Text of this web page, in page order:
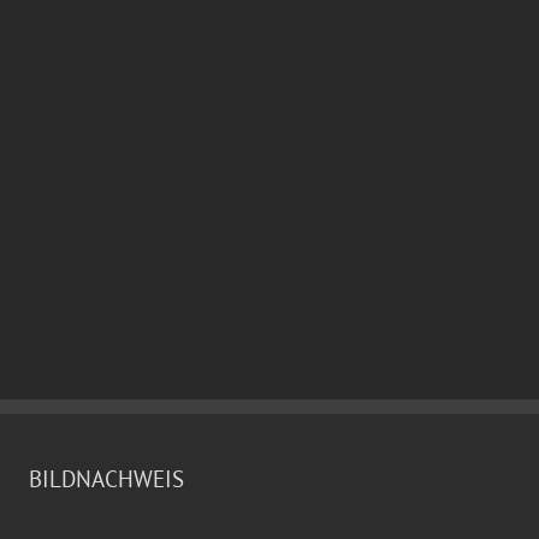
BILDNACHWEIS